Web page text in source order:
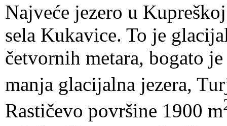
Najveće jezero u
sela Kukavice. To je
četvornih metara, bogato
manja glacijalna jezera,
Rastičevo površine 1900 m